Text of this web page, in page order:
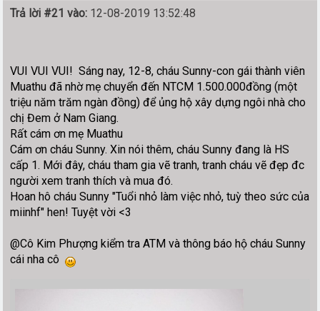
Trả lời #21 vào: 12-08-2019 13:52:48
VUI VUI VUI! Sáng nay, 12-8, cháu Sunny-con gái thành viên
Muathu đã nhờ mẹ chuyển đến NTCM 1.500.000đồng (một
triệu năm trăm ngàn đồng) để ủng hộ xây dựng ngôi nhà cho
chị Đem ở Nam Giang.
Rất cám ơn mẹ Muathu
Cám ơn cháu Sunny. Xin nói thêm, cháu Sunny đang là HS
cấp 1. Mới đây, cháu tham gia vẽ tranh, tranh cháu vẽ đẹp đc
người xem tranh thích và mua đó.
Hoan hô cháu Sunny "Tuổi nhỏ làm việc nhỏ, tuỳ theo sức của
miinhf" hen! Tuyệt vời <3
@Cô Kim Phượng kiểm tra ATM và thông báo hộ cháu Sunny
cái nha cô